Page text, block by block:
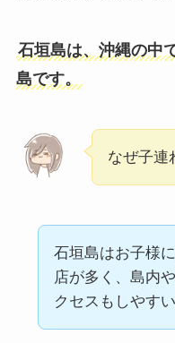
石垣島は、沖縄の中
島です。
なぜ子連
石垣島はお子様
店が多く、島内
クセスもしやす